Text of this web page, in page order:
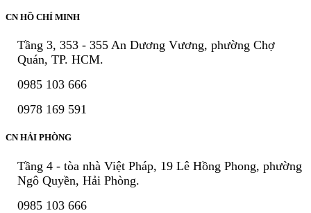
CN HỒ CHÍ MINH
Tầng 3, 353 - 355 An Dương Vương, phường Chợ
Quán, TP. HCM.
0985 103 666
0978 169 591
CN HẢI PHÒNG
Tầng 4 - tòa nhà Việt Pháp, 19 Lê Hồng Phong, phường
Ngô Quyền, Hải Phòng.
0985 103 666